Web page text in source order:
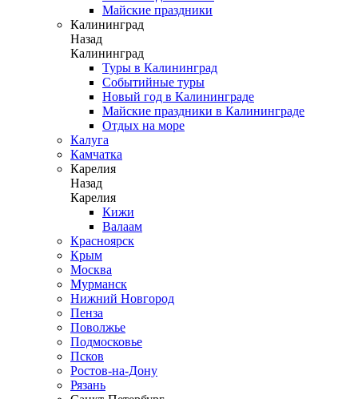
Майские праздники
Калининград
Назад
Калининград
Туры в Калининград
Событийные туры
Новый год в Калининграде
Майские праздники в Калининграде
Отдых на море
Калуга
Камчатка
Карелия
Назад
Карелия
Кижи
Валаам
Красноярск
Крым
Москва
Мурманск
Нижний Новгород
Пенза
Поволжье
Подмосковье
Псков
Ростов-на-Дону
Рязань